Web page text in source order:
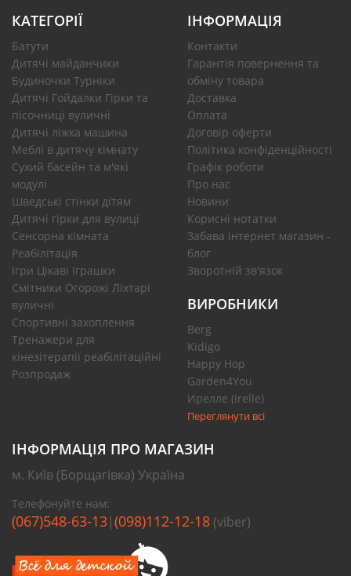
КАТЕГОРІЇ
Батути
Дитячі майданчики
Будиночки Турніки
Дитячі Гойдалки Гірки та
пісочниці вуличні
Дитячі ліжка машина
Меблі в дитячу кімнату
Сухий басейн та м'які
модулі
Шведські стінки дітям
Дитячі гірки для вулиці
Сенсорна кімната
Реабілітація
Ігри Цікаві Іграшки
Смітники Огорожі Ліхтарі
вуличні
Спортивні захоплення
Тренажери для
кінезітерапії реабілітаційні
Розпродаж
ІНФОРМАЦІЯ
Контакти
Гарантія повернення та
обміну товара
Доставка
Оплата
Договір оферти
Політика конфіденційності
Графік роботи
Про нас
Новини
Корисні нотатки
Забава інтернет магазин -
блог
Зворотній зв'язок
ВИРОБНИКИ
Berg
Kidigo
Happy Hop
Garden4You
Ирелле (Irelle)
Переглянути всі
ІНФОРМАЦІЯ ПРО МАГАЗИН
м. Київ (Борщагівка) Україна
Телефонуйте нам:
(067)548-63-13|(098)112-12-18 (viber)